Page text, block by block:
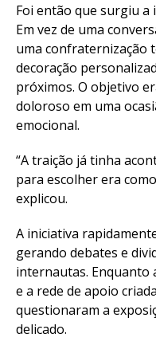
Foi então que surgiu a
Em vez de uma
uma confraternização
decoração
próximos. O objetivo
doloroso em uma
emocional.
“A traição já tinha
para escolher era
explicou.
A iniciativa
gerando debates e
internautas. Enquanto
e a rede de apoio
questionaram a
delicado.